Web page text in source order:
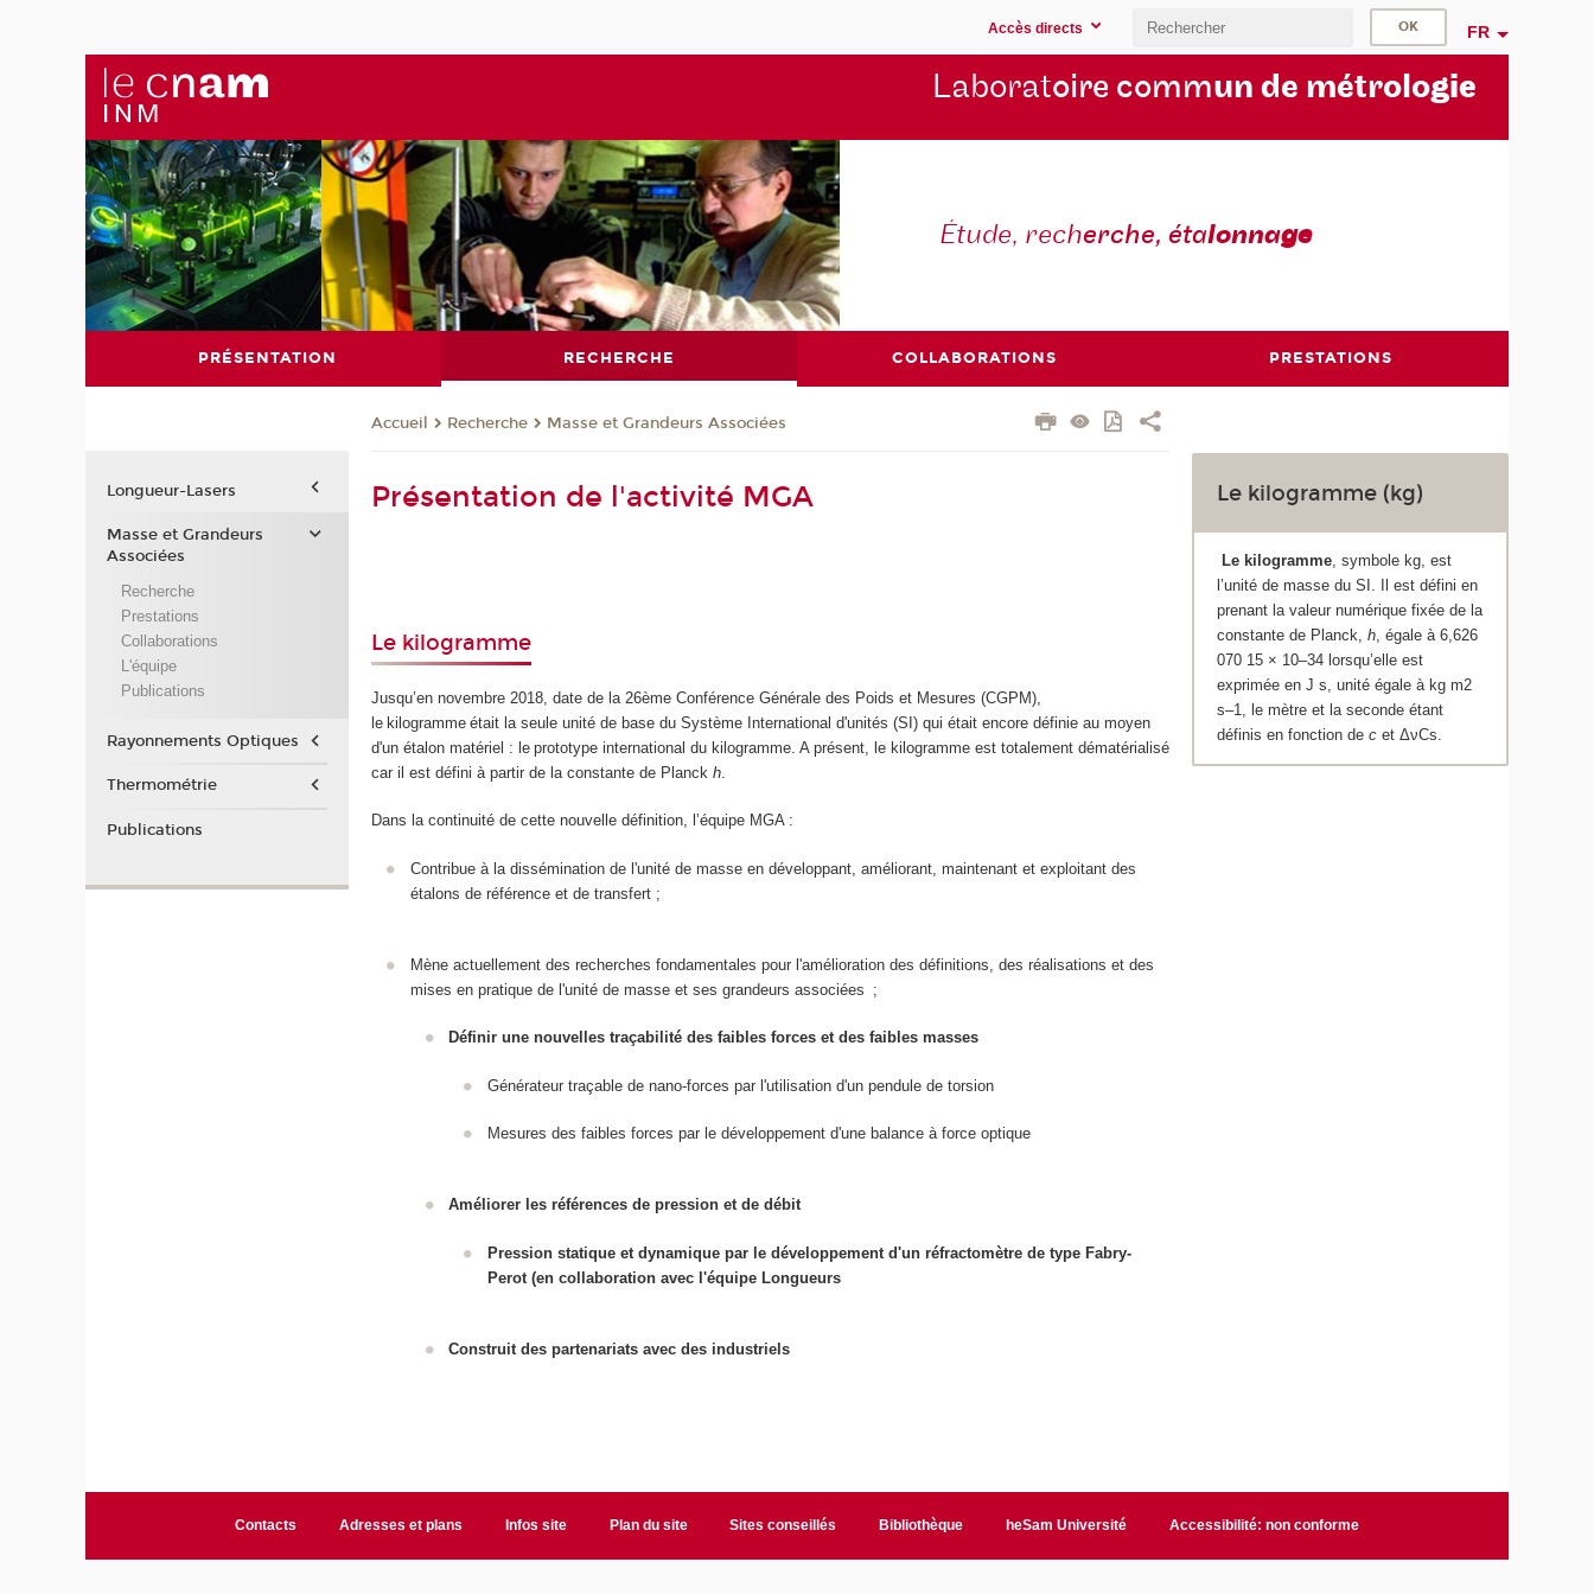
Accès directs FR
Laboratoire commun de métrologie
Étude, recherche, étalonnage
PRÉSENTATION RECHERCHE COLLABORATIONS PRESTATIONS
Accueil Recherche Masse et Grandeurs Associées
Présentation de l'activité MGA
Le kilogramme
Jusqu’en novembre 2018, date de la 26ème Conférence Générale des Poids et Mesures (CGPM),
le kilogramme était la seule unité de base du Système International d'unités (SI) qui était encore définie au moyen
d'un étalon matériel : le prototype international du kilogramme. A présent, le kilogramme est totalement dématérialisé
car il est défini à partir de la constante de Planckh
Dans la continuité de cette nouvelle définition, l’équipe MGA :
Contribue à la dissémination de l'unité de masse en développant, améliorant, maintenant et exploitant des
étalons de référence et de transfert ;
Mène actuellement des recherches fondamentales pour l'amélioration des définitions, des réalisations et des
mises en pratique de l'unité de masse et ses grandeurs associées ;
Définir une nouvelles traçabilité des faibles forces et des faibles masses
Générateur traçable de nano-forces par l'utilisation d'un pendule de torsion
Mesures des faibles forces par le développement d'une balance à force optique
Améliorer les références de pression et de débit
Pression statique et dynamique par le développement d'un réfractomètre de type Fabry-
Perot (en collaboration avec l'équipe Longueurs
Construit des partenariats avec des industriels
Le kilogramme (kg)
Le kilogramme, symbole kg, est
l’unité de masse du SI. Il est défini en
prenant la valeur numérique fixée de la
constante de Planck,h, égale à 6,626
070 15 × 10–34 lorsqu’elle est
exprimée en J s, unité égale à kg m2
s–1, le mètre et la seconde étant
définis en fonction dec et ΔνCs.
Longueur-Lasers
Masse et Grandeurs
Associées
Recherche
Prestations
Collaborations
L'équipe
Publications
Rayonnements Optiques
Thermométrie
Publications
Contacts Adresses et plans Infos site Plan du site Sites conseillés Bibliothèque heSam Université Accessibilité: non conforme